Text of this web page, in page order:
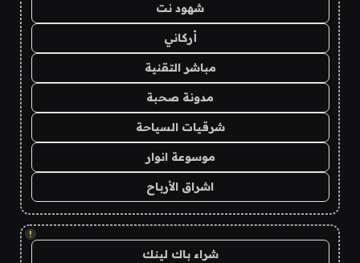
شهود نت
أركاني
مباشر التقنية
مدونة صحبة
شرقيات السياحة
موسوعة انوار
اشراق الأرباح
!
شراء باك لينك